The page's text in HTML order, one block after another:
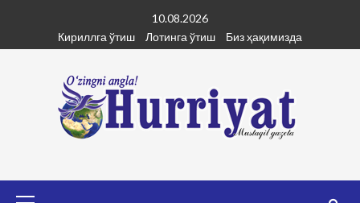
content
10.08.2026
Кириллга ўтиш
Лотинга ўтиш Биз ҳақимизда